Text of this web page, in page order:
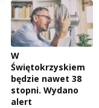
W
Świętokrzyskiem
będzie nawet 38
stopni. Wydano
alert